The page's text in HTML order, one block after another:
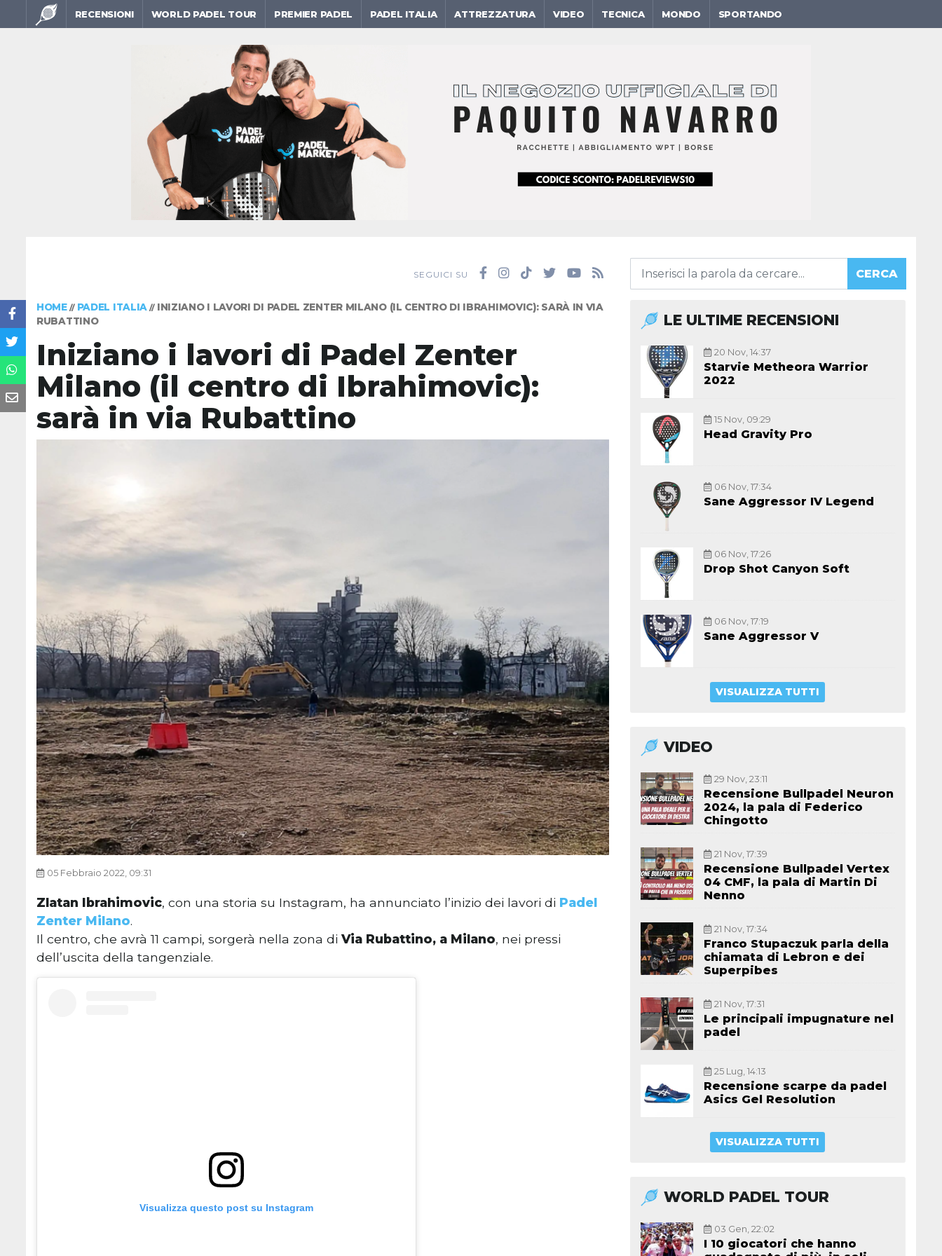
RECENSIONI WORLD PADEL TOUR PREMIER PADEL PADEL ITALIA ATTREZZATURA VIDEO TECNICA MONDO SPORTANDO
SEGUICI SU CERCA
HOME// PADEL ITALIA // INIZIANO I LAVORI DI PADEL ZENTER MILANO (IL CENTRO DI IBRAHIMOVIC): SARÀ IN VIA
RUBATTINO
Iniziano i lavori di Padel Zenter
Milano (il centro di Ibrahimovic):
sarà in via Rubattino
05 Febbraio 2022, 09:31
Zlatan Ibrahimovic, con una storia su Instagram, ha annunciato l’inizio dei lavori di Padel
Zenter Milano.
Il centro, che avrà 11 campi, sorgerà nella zona di Via Rubattino, a Milano, nei pressi
dell’uscita della tangenziale.
Visualizza questo post su Instagram
LE ULTIME RECENSIONI
20 Nov, 14:37
Starvie Metheora Warrior
2022
15 Nov, 09:29
Head Gravity Pro
06 Nov, 17:34
Sane Aggressor IV Legend
06 Nov, 17:26
Drop Shot Canyon Soft
06 Nov, 17:19
Sane Aggressor V
VISUALIZZA TUTTI
VIDEO
29 Nov, 23:11
Recensione Bullpadel Neuron
2024, la pala di Federico
Chingotto
21 Nov, 17:39
Recensione Bullpadel Vertex
04 CMF, la pala di Martin Di
Nenno
21 Nov, 17:34
Franco Stupaczuk parla della
chiamata di Lebron e dei
Superpibes
21 Nov, 17:31
Le principali impugnature nel
padel
25 Lug, 14:13
Recensione scarpe da padel
Asics Gel Resolution
VISUALIZZA TUTTI
WORLD PADEL TOUR
03 Gen, 22:02
I 10 giocatori che hanno